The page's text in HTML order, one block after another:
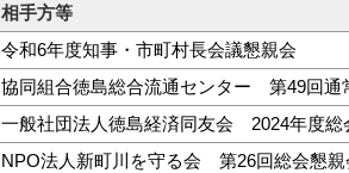
相手方等
令和6年度知事・市町村長会議懇親会
協同組合徳島総合流通センター 第49回通
一般社団法人徳島経済同友会 2024年度総
NPO法人新町川を守る会 第26回総会懇親